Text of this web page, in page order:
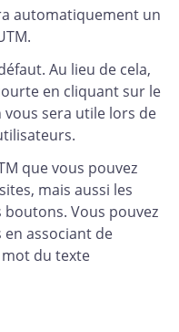
automatiquement un
Au lieu de cela,
en cliquant sur le
sera utile lors de
que vous pouvez
mais aussi les
Vous pouvez
associant de
mot du texte